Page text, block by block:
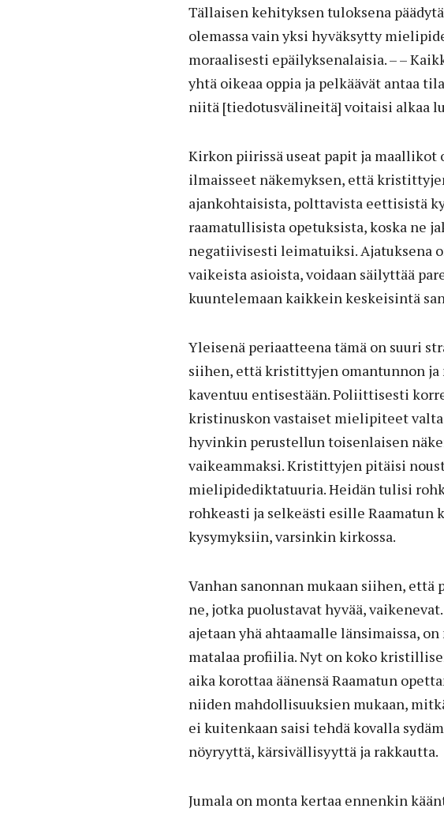
Tällaisen kehityksen tuloksena
olemassa vain yksi hyväksytty
moraalisesti epäilyksenalaisia. – –
yhtä oikeaa oppia ja pelkäävät antaa
niitä [tiedotusvälineitä] voitaisi alkaa
Kirkon piirissä useat papit ja
ilmaisseet näkemyksen, että
ajankohtaisista, polttavista eettisistä
raamatullisista opetuksista, koska ne
negatiivisesti leimatuiksi. Ajatuksena
vaikeista asioista, voidaan säilyttää
kuuntelemaan kaikkein keskeisintä
Yleisenä periaatteena tämä on suuri
siihen, että kristittyjen omantunnon
kaventuu entisestään. Poliittisesti
kristinuskon vastaiset mielipiteet
hyvinkin perustellun toisenlaisen
vaikeammaksi. Kristittyjen pitäisi
mielipidediktatuuria. Heidän tulisi
rohkeasti ja selkeästi esille
kysymyksiin, varsinkin kirkossa.
Vanhan sanonnan mukaan siihen,
ne, jotka puolustavat hyvää,
ajetaan yhä ahtaamalle länsimaissa,
matalaa profiilia. Nyt on koko
aika korottaa äänensä Raamatun
niiden mahdollisuuksien mukaan,
ei kuitenkaan saisi tehdä kovalla
nöyryyttä, kärsivällisyyttä ja rakkautta.
Jumala on monta kertaa ennenkin